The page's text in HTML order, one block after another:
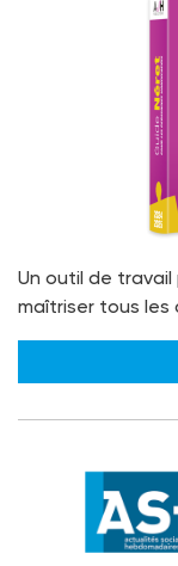
Un outil de
maîtriser tous les